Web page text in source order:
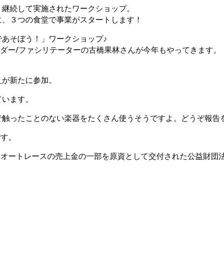
続して実施されたワークショップ。
３つの食堂で事業がスタートします！
そぼう！」ワークショップ♪
ー/ファシリテーターの古橋果林さんが今年もやってきます。
が新たに参加。
ます。
ったことのない楽器をたくさん使うそうですよ。 どうぞ報告
。
トレースの売上金の一部を原資として交付された公益財団